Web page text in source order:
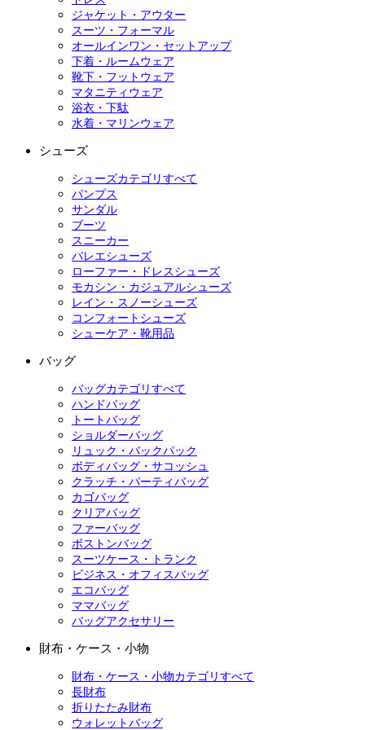
ジャケット・アウター
スーツ・フォーマル
オールインワン・セットアップ
下着・ルームウェア
靴下・フットウェア
マタニティウェア
浴衣・下駄
水着・マリンウェア
シューズ
シューズカテゴリすべて
パンプス
サンダル
ブーツ
スニーカー
バレエシューズ
ローファー・ドレスシューズ
モカシン・カジュアルシューズ
レイン・スノーシューズ
コンフォートシューズ
シューケア・靴用品
バッグ
バッグカテゴリすべて
ハンドバッグ
トートバッグ
ショルダーバッグ
リュック・バックパック
ボディバッグ・サコッシュ
クラッチ・パーティバッグ
カゴバッグ
クリアバッグ
ファーバッグ
ボストンバッグ
スーツケース・トランク
ビジネス・オフィスバッグ
エコバッグ
ママバッグ
バッグアクセサリー
財布・ケース・小物
財布・ケース・小物カテゴリすべて
長財布
折りたたみ財布
ウォレットバッグ